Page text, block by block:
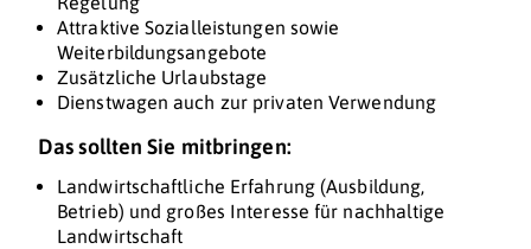
Attraktive Sozialleistungen sowie
Weiterbildungsangebote
Zusätzliche Urlaubstage
Dienstwagen auch zur privaten Verwendung
Das sollten Sie mitbringen:
Landwirtschaftliche Erfahrung (Ausbildung,
Betrieb) und großes Interesse für nachhaltige
Landwirtschaft